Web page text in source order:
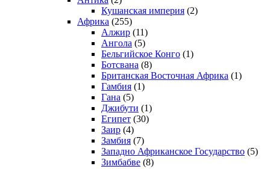
Кушанская империя (2)
Африка (255)
Алжир (11)
Ангола (5)
Бельгийское Конго (1)
Ботсвана (8)
Британская Восточная Африка (1)
Гамбия (1)
Гана (5)
Джибути (1)
Египет (30)
Заир (4)
Замбия (7)
Западно Африканское Государство (5)
Зимбабве (8)